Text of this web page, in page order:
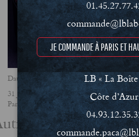
Date
31 janvier 2023
Partager
actualités
JE COMMANDE À PARIS ET
LB « La
Côte d’Azur